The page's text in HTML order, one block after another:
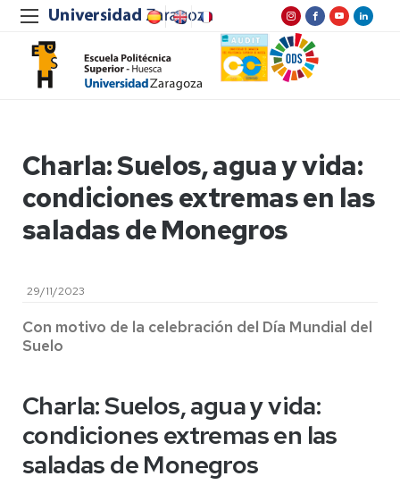
Charla: Suelos, agua y vida:
condiciones extremas en las
saladas de Monegros
29/11/2023
Con motivo de la celebración del Día Mundial del
Suelo
Charla: Suelos, agua y vida:
condiciones extremas en las
saladas de Monegros